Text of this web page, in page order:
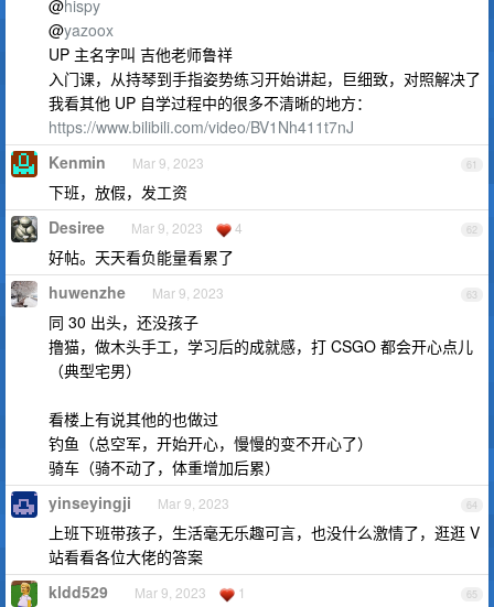
@hispy
@yazoox
UP 主名字叫 吉他老师鲁祥
入门课，从持琴到手指姿势练习开始讲起，巨细致，对照解决了
我看其他 UP 自学过程中的很多不清晰的地方：
https://www.bilibili.com/video/BV1Nh411t7nJ
61
Kenmin Mar 9, 2023
下班，放假，发工资
62
Desiree Mar 9, 2023 4
好帖。天天看负能量看累了
63
huwenzhe Mar 9, 2023
同 30 出头，还没孩子
撸猫，做木头手工，学习后的成就感，打 CSGO 都会开心点儿
（典型宅男）
看楼上有说其他的也做过
钓鱼（总空军，开始开心，慢慢的变不开心了）
骑车（骑不动了，体重增加后累）
64
yinseyingji Mar 9, 2023
上班下班带孩子，生活毫无乐趣可言，也没什么激情了，逛逛 V
站看看各位大佬的答案
65
kldd529 Mar 9, 2023 1